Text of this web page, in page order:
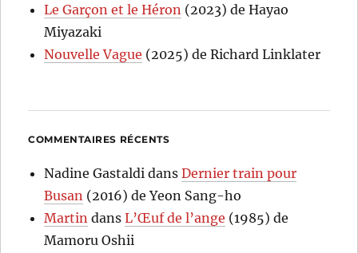
Le Garçon et le Héron (2023) de Hayao
Miyazaki
Nouvelle Vague (2025) de Richard Linklater
COMMENTAIRES RÉCENTS
Nadine Gastaldi dansDernier train pour
Busan (2016) de Yeon Sang-ho
Martin dansL’Œuf de l’ange (1985) de
Mamoru Oshii